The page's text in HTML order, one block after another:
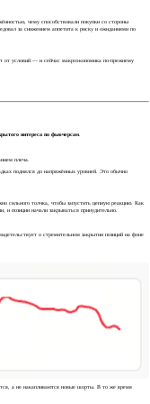
чему способствовали покупки со стороны
за снижением аппетита к риску и ожиданиями по
от условий — и сейчас макроэкономика по-прежнему
интереса по фьючерсам.
плеча.
поднялся до напряжённых уровней. Это обычно
сильного толчка, чтобы запустить цепную реакцию. Как
позиции начали закрываться принудительно.
о стремительном закрытии позиций на фоне
а не накапливаются новые шорты. В то же время